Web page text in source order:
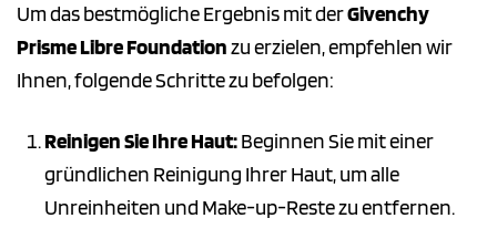
Um das bestmögliche Ergebnis mit derGivenchy
Prisme Libre Foundationzu erzielen, empfehlen wir
Ihnen, folgende Schritte zu befolgen:
Reinigen Sie Ihre Haut:Beginnen Sie mit einer
gründlichen Reinigung Ihrer Haut, um alle
Unreinheiten und Make-up-Reste zu entfernen.